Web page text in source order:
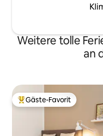
Weitere tolle
an
Beliebter Gäste-Favorit.
Gäste-Favorit